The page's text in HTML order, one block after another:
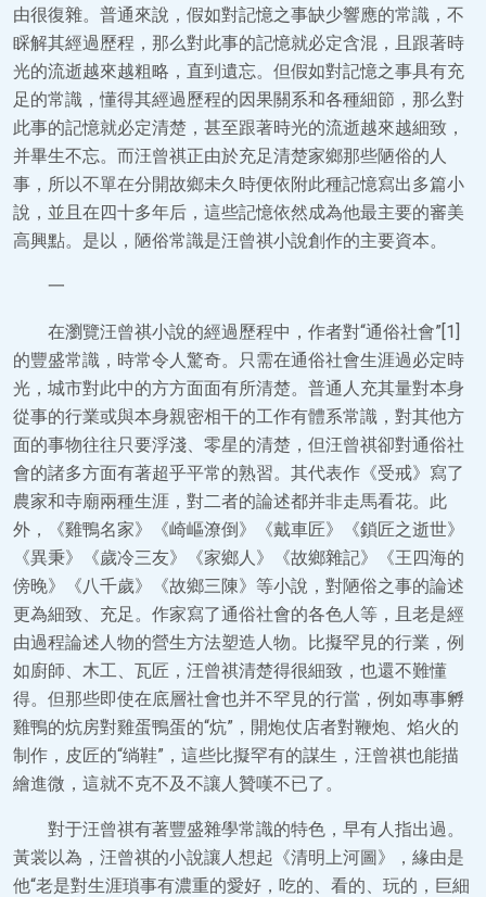
由很復雜。普通來說，假如對記憶之事缺少響應的常識，不
睬解其經過歷程，那么對此事的記憶就必定含混，且跟著時
光的流逝越來越粗略，直到遺忘。但假如對記憶之事具有充
足的常識，懂得其經過歷程的因果關系和各種細節，那么對
此事的記憶就必定清楚，甚至跟著時光的流逝越來越細致，
并畢生不忘。而汪曾祺正由於充足清楚家鄉那些陋俗的人
事，所以不單在分開故鄉未久時便依附此種記憶寫出多篇小
說，並且在四十多年后，這些記憶依然成為他最主要的審美
高興點。是以，陋俗常識是汪曾祺小說創作的主要資本。
一
在瀏覽汪曾祺小說的經過歷程中，作者對“通俗社會”[1]
的豐盛常識，時常令人驚奇。只需在通俗社會生涯過必定時
光，城市對此中的方方面面有所清楚。普通人充其量對本身
從事的行業或與本身親密相干的工作有體系常識，對其他方
面的事物往往只要浮淺、零星的清楚，但汪曾祺卻對通俗社
會的諸多方面有著超乎平常的熟習。其代表作《受戒》寫了
農家和寺廟兩種生涯，對二者的論述都并非走馬看花。此
外，《雞鴨名家》《崎嶇潦倒》《戴車匠》《鎖匠之逝世》
《異秉》《歲冷三友》《家鄉人》《故鄉雜記》《王四海的
傍晚》《八千歲》《故鄉三陳》等小說，對陋俗之事的論述
更為細致、充足。作家寫了通俗社會的各色人等，且老是經
由過程論述人物的營生方法塑造人物。比擬罕見的行業，例
如廚師、木工、瓦匠，汪曾祺清楚得很細致，也還不難懂
得。但那些即使在底層社會也并不罕見的行當，例如專事孵
雞鴨的炕房對雞蛋鴨蛋的“炕”，開炮仗店者對鞭炮、焰火的
制作，皮匠的“绱鞋”，這些比擬罕有的謀生，汪曾祺也能描
繪進微，這就不克不及不讓人贊嘆不已了。
對于汪曾祺有著豐盛雜學常識的特色，早有人指出過。
黃裳以為，汪曾祺的小說讓人想起《清明上河圖》，緣由是
他“老是對生涯瑣事有濃重的愛好，吃的、看的、玩的，巨細